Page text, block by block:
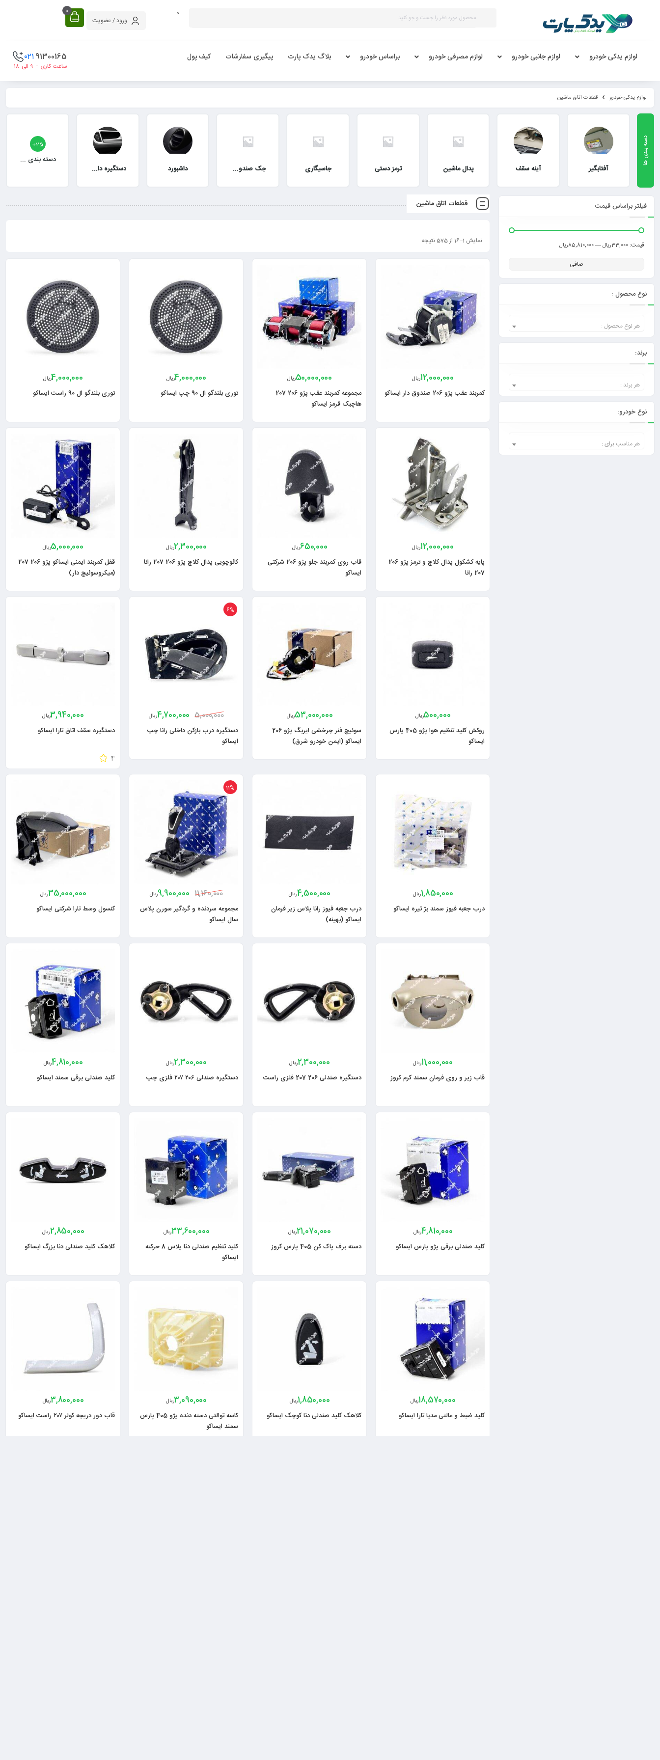
0
ورود / عضویت
0
لوازم یدکی خودرو لوازم جانبی خودرو لوازم مصرفی خودرو براساس خودرو بلاگ یدک پارت پیگیری سفارشات کیف پول 91300165
021
ساعت کاری : ۹ الی ۱۸
لوازم یدکی خودرو قطعات اتاق ماشین
آفتابگیر آینه سقف پدال ماشین ترمز دستی جاسیگاری جک صندوق و موتور داشبورد دستگیره داخلی ماشین
25+
دسته بندی دیگر
قطعات اتاق ماشین
نمایش 1–16 از 575 نتیجه
12,000,000ریال
کمربند عقب پژو 206 صندوق دار ایساکو
50,000,000ریال
مجموعه کمربند عقب پژو 206 207
هاچبک قرمز ایساکو
4,000,000ریال
توری بلندگو ال 90 چپ ایساکو
4,000,000ریال
توری بلندگو ال 90 راست ایساکو
12,000,000ریال
پایه کشکول پدال کلاچ و ترمز پژو 206
207 رانا
650,000ریال
قاب روی کمربند جلو پژو 206 شرکتی
ایساکو
2,300,000ریال
کائوچویی پدال کلاچ پژو 206 207 رانا
5,000,000ریال
قفل کمربند ایمنی ایساکو پژو 206 207
(میکروسوئیچ دار)
500,000ریال
روکش کلید تنظیم هوا پژو 405 پارس
ایساکو
53,000,000ریال
سوئیچ فنر چرخشی ایربگ پژو 206
ایساکو (ایمن خودرو شرق)
6%
5,000,000
4,700,000ریال
دستگیره درب بازکن داخلی رانا چپ
ایساکو
3,940,000ریال
دستگیره سقف اتاق تارا ایساکو
4
1,850,000ریال
درب جعبه فیوز سمند بژ تیره ایساکو
4,500,000ریال
درب جعبه فیوز رانا پلاس زیر فرمان
ایساکو (بهینه)
11%
11,160,000
9,900,000ریال
مجموعه سردنده و گردگیر سورن پلاس
سال ایساکو
35,000,000ریال
کنسول وسط تارا شرکتی ایساکو
11,000,000ریال
قاب زیر و روی فرمان سمند کرم کروز
2,300,000ریال
دستگیره صندلی 206 207 فلزی راست
2,300,000ریال
دستگیره صندلی ۲۰۶ ۲۰۷ فلزی چپ
4,810,000ریال
کلید صندلی برقی سمند ایساکو
4,810,000ریال
کلید صندلی برقی پژو پارس ایساکو
21,070,000ریال
دسته برف پاک کن 405 پارس کروز
33,600,000ریال
کلید تنظیم صندلی دنا پلاس 8 حرکته
ایساکو
2,850,000ریال
کلاهک کلید صندلی دنا بزرگ ایساکو
18,570,000ریال
کلید ضبط و مالتی مدیا تارا ایساکو
1,850,000ریال
کلاهک کلید صندلی دنا کوچک ایساکو
3,090,000ریال
کاسه توالتی دسته دنده پژو 405 پارس
سمند ایساکو
3,800,000ریال
قاب دور دریچه کولر ۲۰۷ راست ایساکو
فیلتر براساس قیمت
صافی
قيمت: 33,000ریال —85,810,000ریال
نوع محصول :
هر نوع محصول :
برند:
هر برند :
نوع خودرو:
هر مناسب برای :